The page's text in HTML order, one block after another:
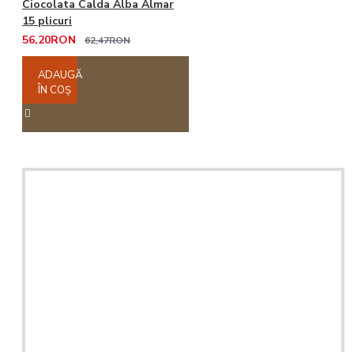
Ciocolata Calda Alba Almar
15 plicuri
56,20RON
62,47RON
ADAUGĂ
ÎN COŞ